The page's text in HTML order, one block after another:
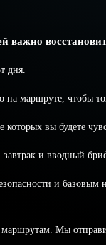
важно
дня.
на маршруте, чтобы
вы будете
и вводный
и базовым
Мы